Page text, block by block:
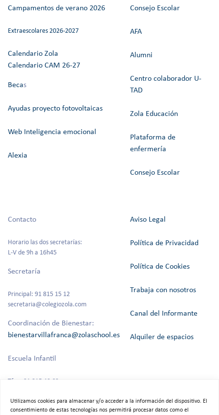
Utilizamos cookies para almacenar y/o acceder a la información del dispositivo. El
consentimiento de estas tecnologías nos permitirá procesar datos como el
Campamentos de verano 2026
Extraescolares 2026-2027
Calendario Zola
Calendario CAM 26-27
Becas
Ayudas proyecto fotovoltaicas
Web Inteligencia emocional
Alexia
Consejo Escolar
AFA
Alumni
Centro colaborador U-
TAD
Zola Educación
Plataforma de
enfermería
Consejo Escolar
Contacto
Horario las dos secretarías:
L-V de 9h a 16h45
Secretaría
Principal: 91 815 15 12
secretaria@colegiozola.com
Coordinación de Bienestar:
bienestarvillafranca@zolaschool.es
Escuela Infantil
Tfno: 91 815 40 60
Aviso Legal
Política de Privacidad
Política de Cookies
Trabaja con nosotros
Canal del Informante
Alquiler de espacios